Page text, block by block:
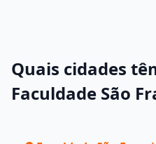
Quais cidades
Faculdade São